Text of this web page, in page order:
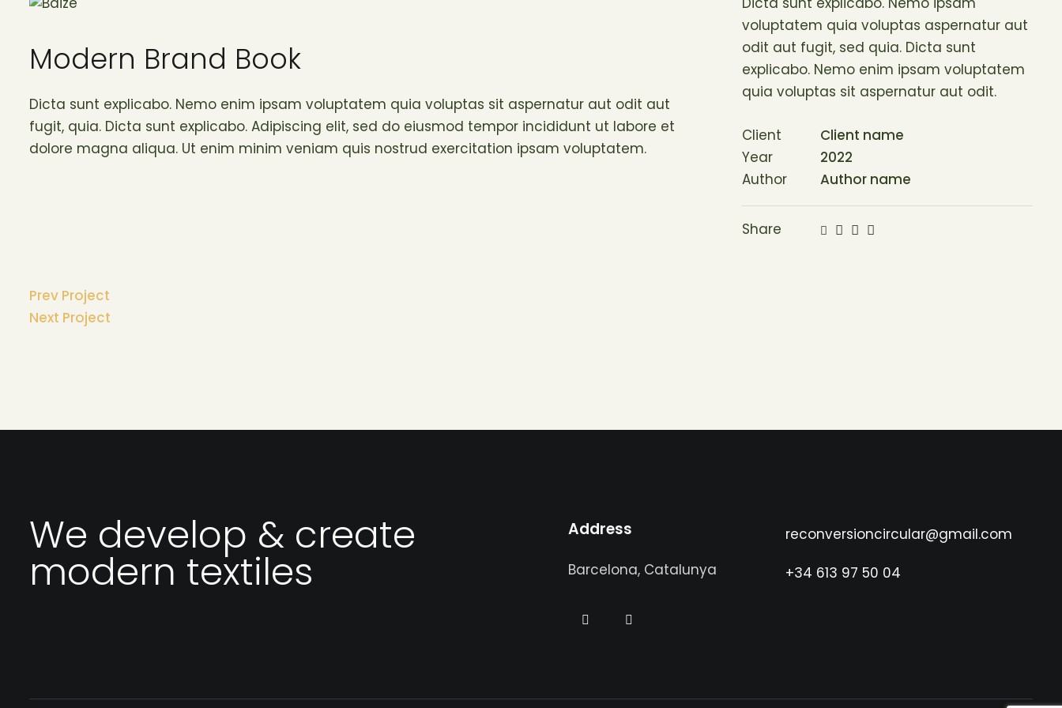
Modern Brand Book
Dicta sunt explicabo. Nemo enim ipsam voluptatem quia voluptas sit aspernatur aut odit aut
fugit, quia. Dicta sunt explicabo. Adipiscing elit, sed do eiusmod tempor incididunt ut labore et
dolore magna aliqua. Ut enim minim veniam quis nostrud exercitation ipsam voluptatem.
Dicta sunt explicabo. Nemo ipsam
voluptatem quia voluptas aspernatur aut
odit aut fugit, sed quia. Dicta sunt
explicabo. Nemo enim ipsam voluptatem
quia voluptas sit aspernatur aut odit.
Client
Client name
Year
2022
Author
Author name
Share
Prev Project
Next Project
We develop & create
modern textiles
Address
Barcelona, Catalunya
reconversioncircular@gmail.com
+34 613 97 50 04